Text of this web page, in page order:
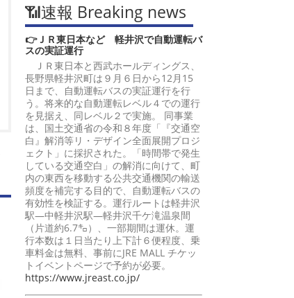
📶速報 Breaking news
👉ＪＲ東日本など 軽井沢で自動運転バ
スの実証運行
ＪＲ東日本と西武ホールディングス、
長野県軽井沢町は９月６日から12月15
日まで、自動運転バスの実証運行を行
う。将来的な自動運転レベル４での運行
を見据え、同レベル２で実施。 同事業
は、国土交通省の令和８年度「『交通空
白』解消等リ・デザイン全面展開プロジ
ェクト」に採択された。「時間帯で発生
している交通空白」の解消に向けて、町
内の東西を移動する公共交通機関の輸送
頻度を補完する目的で、自動運転バスの
有効性を検証する。運行ルートは軽井沢
駅―中軽井沢駅―軽井沢千ケ滝温泉間
（片道約6.7㌔）、一部期間は運休。運
行本数は１日当たり上下計６便程度、乗
車料金は無料、事前にJRE MALL チケッ
トイベントページで予約が必要。
https://www.jreast.co.jp/